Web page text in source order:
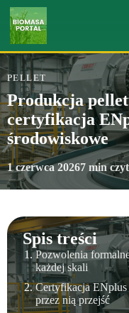
PELLET
Produkcja
certyfikacja
środowiskowe
1 czerwca 20267 min
Spis treści
Pozwolenia
każdej skali
Certyfikacja
przez nią przejść